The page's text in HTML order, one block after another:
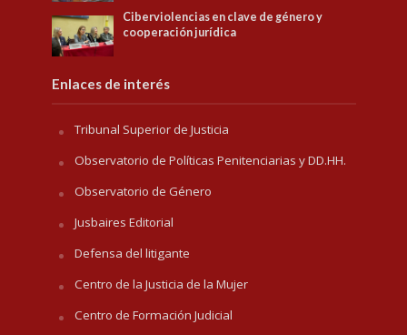
Ciberviolencias en clave de género y
cooperación jurídica
Enlaces de interés
Tribunal Superior de Justicia
Observatorio de Políticas Penitenciarias y DD.HH.
Observatorio de Género
Jusbaires Editorial
Defensa del litigante
Centro de la Justicia de la Mujer
Centro de Formación Judicial